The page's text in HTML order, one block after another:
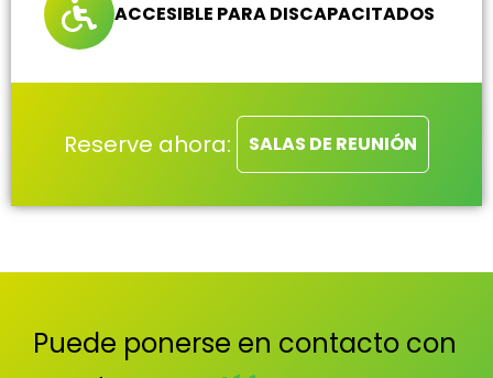
ACCESIBLE PARA DISCAPACITADOS
Reserve ahora: SALAS DE REUNIÓN
Puede ponerse en contacto con